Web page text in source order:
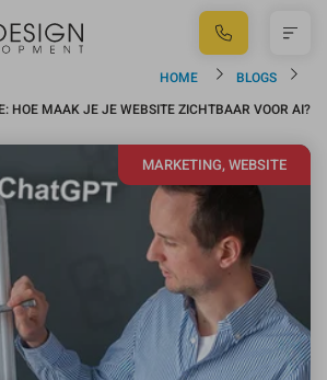
HOME
BLOGS
HOE MAAK JE JE WEBSITE ZICHTBAAR VOOR AI?
MARKETING, WEBSITE